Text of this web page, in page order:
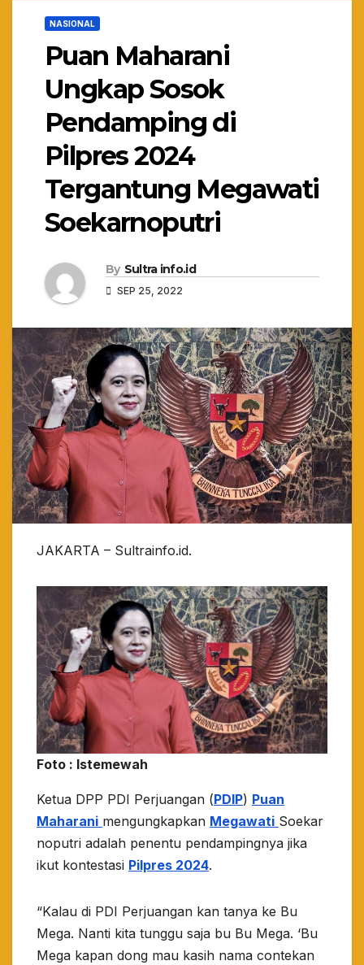
NASIONAL
Puan Maharani
Ungkap Sosok
Pendamping di
Pilpres 2024
Tergantung Megawati
Soekarnoputri
By Sultra info.id
SEP 25, 2022
JAKARTA – Sultrainfo.id.
Foto : Istemewah
Ketua DPP PDI Perjuangan (PDIP) Puan
Maharani mengungkapkan Megawati Soekar
noputri adalah penentu pendampingnya jika
ikut kontestasi Pilpres 2024.
“Kalau di PDI Perjuangan kan tanya ke Bu
Mega. Nanti kita tunggu saja bu Bu Mega. ‘Bu
Mega kapan dong mau kasih nama contekan